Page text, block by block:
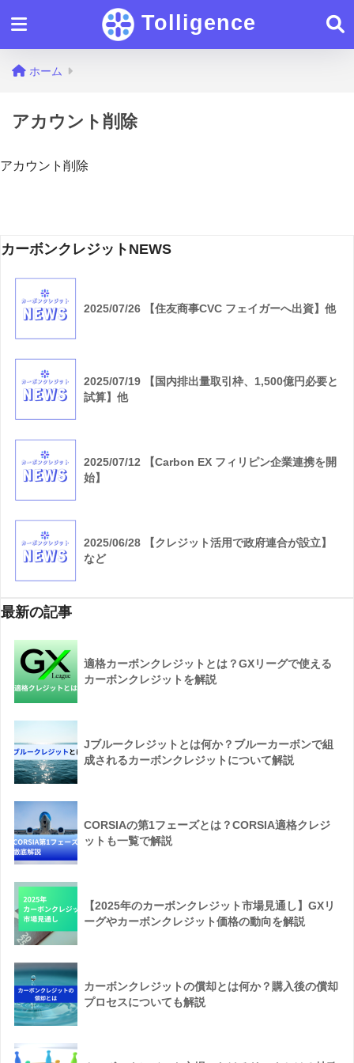
Tolligence
ホーム
アカウント削除
アカウント削除
カーボンクレジットNEWS
2025/07/26 【住友商事CVC フェイガーへ出資】他
2025/07/19 【国内排出量取引枠、1,500億円必要と
試算】他
2025/07/12 【Carbon EX フィリピン企業連携を開
始】
2025/06/28 【クレジット活用で政府連合が設立】
など
最新の記事
適格カーボンクレジットとは？GXリーグで使える
カーボンクレジットを解説
Jブルークレジットとは何か？ブルーカーボンで組
成されるカーボンクレジットについて解説
CORSIAの第1フェーズとは？CORSIA適格クレジ
ットも一覧で解説
【2025年のカーボンクレジット市場見通し】GXリ
ーグやカーボンクレジット価格の動向を解説
カーボンクレジットの償却とは何か？購入後の償却
プロセスについても解説